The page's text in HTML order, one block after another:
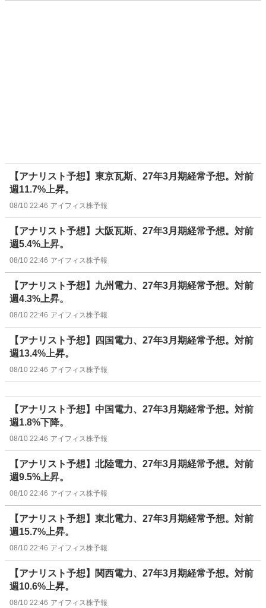
【アナリスト予想】東京瓦斯、27年3月期経常予想。対前
週11.7%上昇。
08/10 22:46 アイフィス株予報
【アナリスト予想】大阪瓦斯、27年3月期経常予想。対前
週5.4%上昇。
08/10 22:46 アイフィス株予報
【アナリスト予想】九州電力、27年3月期経常予想。対前
週4.3%上昇。
08/10 22:46 アイフィス株予報
【アナリスト予想】四国電力、27年3月期経常予想。対前
週13.4%上昇。
08/10 22:46 アイフィス株予報
【アナリスト予想】中国電力、27年3月期経常予想。対前
週1.8%下降。
08/10 22:46 アイフィス株予報
【アナリスト予想】北陸電力、27年3月期経常予想。対前
週9.5%上昇。
08/10 22:46 アイフィス株予報
【アナリスト予想】東北電力、27年3月期経常予想。対前
週15.7%上昇。
08/10 22:46 アイフィス株予報
【アナリスト予想】関西電力、27年3月期経常予想。対前
週10.6%上昇。
08/10 22:46 アイフィス株予報